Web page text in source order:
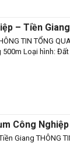
– Tiền
TIN TỔNG
500m Loại hình: Đất
Công
Giang THÔNG